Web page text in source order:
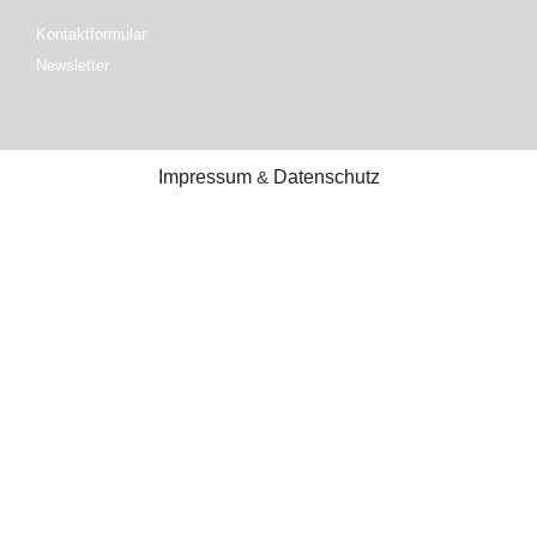
Kontaktformular
Newsletter
Impressum& Datenschutz